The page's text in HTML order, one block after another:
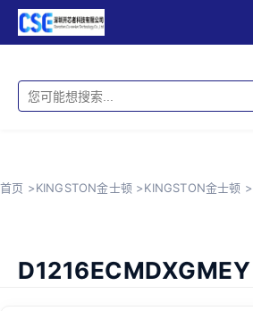
首页 >KINGSTON金士顿 >KINGSTON金士顿 >
D1216ECMDXGMEY